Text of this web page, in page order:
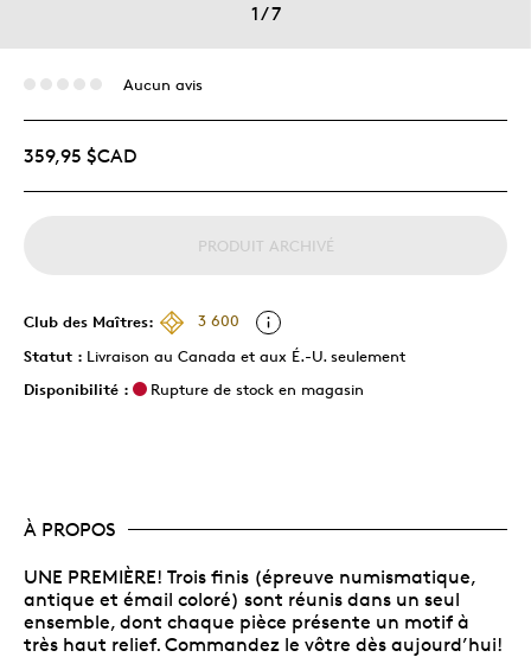
1/7
Aucun avis
359,95 $CAD
PRODUIT ARCHIVÉ
Club des Maîtres:
3 600
Statut : Livraison au Canada et aux É.-U. seulement
Disponibilité :
Rupture de stock en magasin
À PROPOS
UNE PREMIÈRE! Trois finis (épreuve numismatique,
antique et émail coloré) sont réunis dans un seul
ensemble, dont chaque pièce présente un motif à
très haut relief. Commandez le vôtre dès aujourd’hui!